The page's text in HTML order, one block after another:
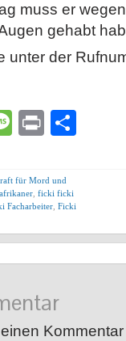
muss er
gehabt
unter der
Message
Print
für Mord und
ficki ficki
Facharbeiter Ficki